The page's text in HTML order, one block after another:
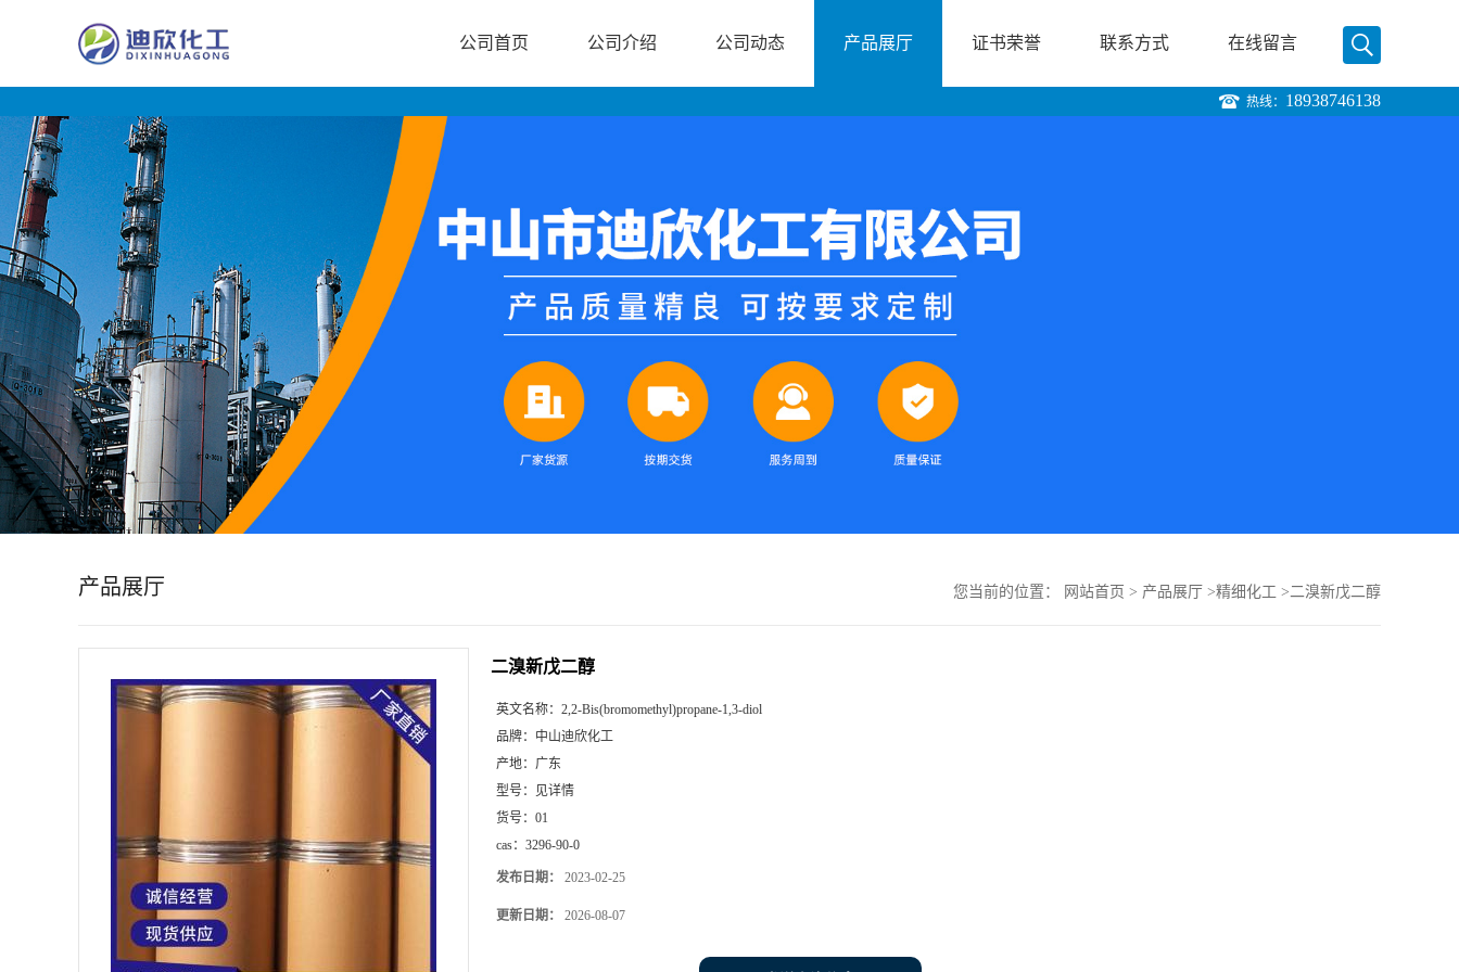
司
首
页
公
司
介
绍
公
公司首页 公司介绍 公司动态 产品展厅 证书荣誉 联系方式 在线留言
热线： 18938746138
产品展厅 您当前的位置： 网站首页 > 产品展厅 >精细化工 >二溴新戊二醇
二溴新戊二醇
英文名称： 2,2-Bis(bromomethyl)propane-1,3-diol
品牌： 中山迪欣化工
产地： 广东
型号：
见详情
货号： 01
cas： 3296-90-0
发布日期： 2023-02-25
更新日期： 2026-08-07